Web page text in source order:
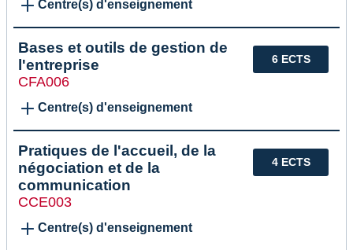
Centre(s) d'enseignement
6 ECTS
Bases et outils de gestion de
l'entreprise
CFA006
Centre(s) d'enseignement
4 ECTS
Pratiques de l'accueil, de la
négociation et de la
communication
CCE003
Centre(s) d'enseignement